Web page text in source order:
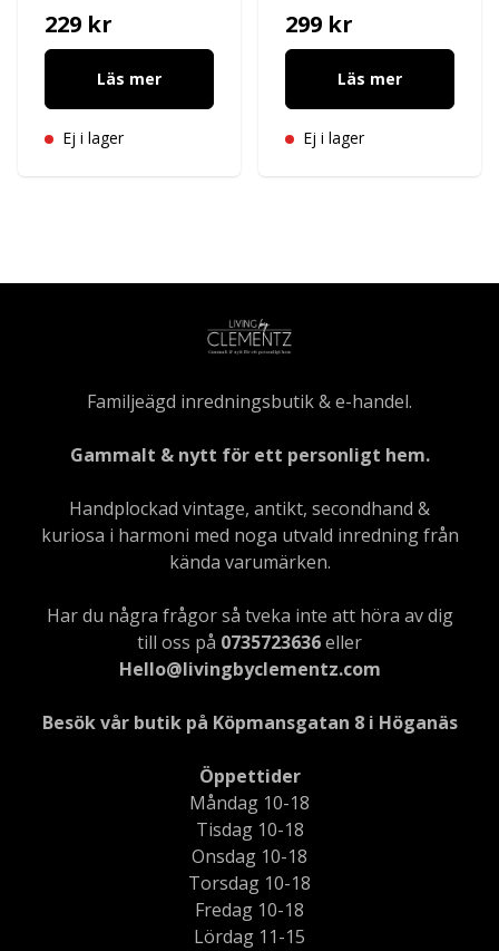
229 kr
Läs mer
Ej i lager
299 kr
Läs mer
Ej i lager
Familjeägd inredningsbutik & e-handel.
Gammalt & nytt för ett personligt hem.
Handplockad vintage, antikt, secondhand &
kuriosa i harmoni med noga utvald inredning från
kända varumärken.
Har du några frågor så tveka inte att höra av dig
till oss på 0735723636eller
Hello@livingbyclementz.com
Besök vår butik på Köpmansgatan 8 i Höganäs
Öppettider
Måndag 10-18
Tisdag 10-18
Onsdag 10-18
Torsdag 10-18
Fredag 10-18
Lördag 11-15